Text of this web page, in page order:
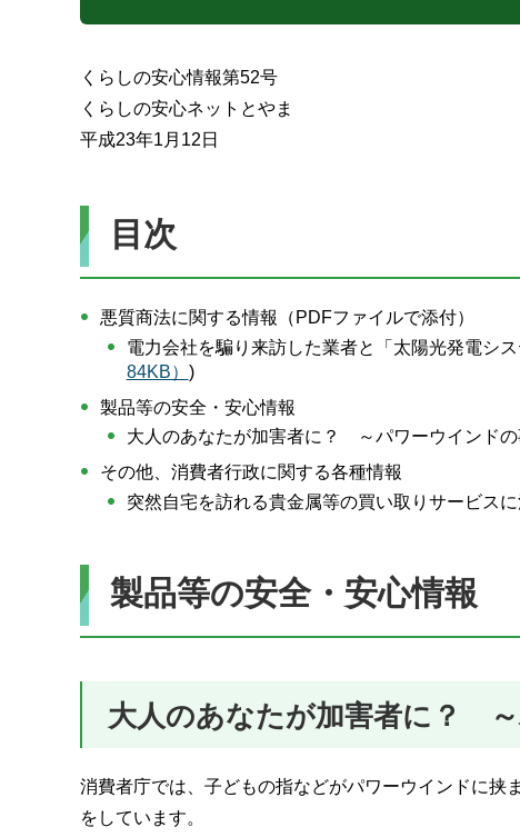
くらしの安心情報第52号
くらしの安心ネットとやま
平成23年1月12日
目次
悪質商法に関する情報（PDFファイルで添付）
電力会社を騙り来訪した業者と「太陽光発電シ
84KB） )
製品等の安全・安心情報
大人のあなたが加害者に？ ～パワーウインドの
その他、消費者行政に関する各種情報
突然自宅を訪れる貴金属等の買い取りサービス
製品等の安全・安心情報
大人のあなたが加害者に？
消費者庁では、子どもの指などがパワーウインドに挟
をしています。